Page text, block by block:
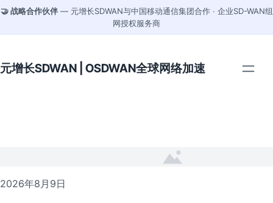
🤝 战略合作伙伴— 元增长SDWAN与中国移动通信集团合作 · 企业SD-WAN组
网授权服务商
元增长SDWAN | OSDWAN全球网络加速
2026年8月9日